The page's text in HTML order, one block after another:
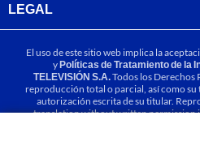
LEGAL
El uso de este sitio web implica la
yPolíticas de Tratamiento de la
TELEVISIÓN S.A.Todos los Derechos
reproducción total o parcial, así como
autorización escrita de su titular.
translation without written permission